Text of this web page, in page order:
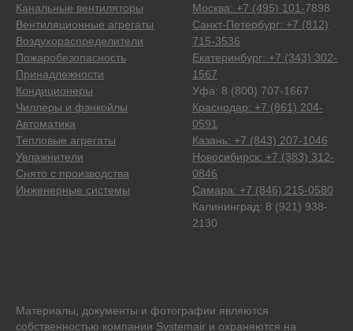
Канальные вентиляторы
Вентиляционные агрегаты
Воздухораспределители
Пожаробезопасность
Принадлежности
Кондиционеры
Чиллеры и фэнкойлы
Автоматика
Тепловые агрегаты
Увлажнители
Снято с производства
Инженерные системы
Москва: +7 (495) 101-7898
Санкт-Петербург: +7 (812)
715-3536
Екатеринбург: +7 (343) 302-
1567
Уфа: 8 (800) 707-1667
Краснодар: +7 (861) 204-
0591
Казань: +7 (843) 207-1046
Новосибирск: +7 (383) 312-
0846
Самара: +7 (846) 215-0580
Калининград: 8 (921) 938-
2130
Материалы, документы и фотографии являются
собственностью компании Systemair и охраняются на